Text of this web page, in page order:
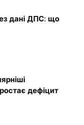
дані ДПС: що
дефіцит